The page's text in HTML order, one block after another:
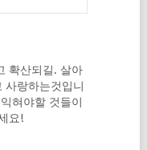
확산되길. 살아
사랑하는것입니
혀야할 것들이
요!